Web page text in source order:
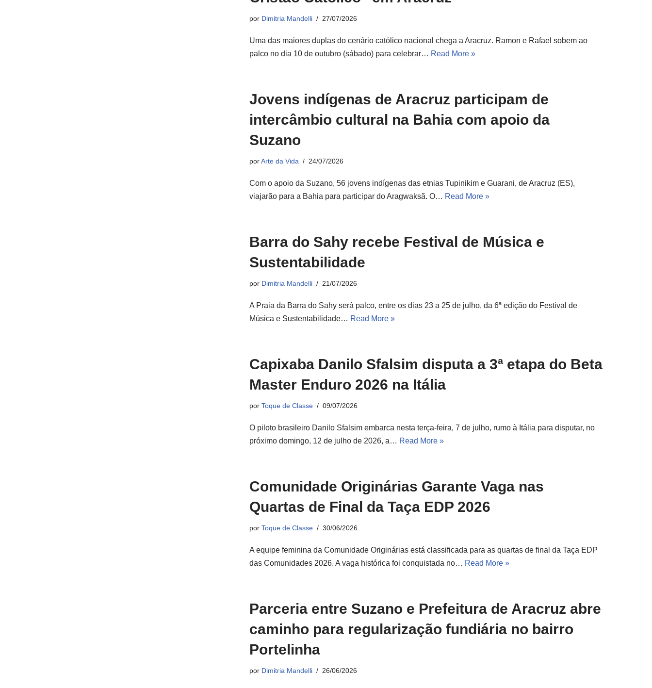
por Dimitria Mandelli 27/07/2026
Uma das maiores duplas do cenário católico nacional chega a Aracruz. Ramon e Rafael sobem ao
palco no dia 10 de outubro (sábado) para celebrar… Read More »
Jovens indígenas de Aracruz participam de
intercâmbio cultural na Bahia com apoio da
Suzano
porArte da Vida 24/07/2026
Com o apoio da Suzano, 56 jovens indígenas das etnias Tupinikim e Guarani, de Aracruz (ES),
viajarão para a Bahia para participar do Aragwaksã. O… Read More »
Barra do Sahy recebe Festival de Música e
Sustentabilidade
por Dimitria Mandelli 21/07/2026
A Praia da Barra do Sahy será palco, entre os dias 23 a 25 de julho, da 6ª edição do Festival de
Música e Sustentabilidade… Read More »
Capixaba Danilo Sfalsim disputa a 3ª etapa do Beta
Master Enduro 2026 na Itália
por Toque de Classe 09/07/2026
O piloto brasileiro Danilo Sfalsim embarca nesta terça-feira, 7 de julho, rumo à Itália para disputar, no
próximo domingo, 12 de julho de 2026, a… Read More »
Comunidade Originárias Garante Vaga nas
Quartas de Final da Taça EDP 2026
por Toque de Classe 30/06/2026
A equipe feminina da Comunidade Originárias está classificada para as quartas de final da Taça EDP
das Comunidades 2026. A vaga histórica foi conquistada no… Read More »
Parceria entre Suzano e Prefeitura de Aracruz abre
caminho para regularização fundiária no bairro
Portelinha
por Dimitria Mandelli 26/06/2026